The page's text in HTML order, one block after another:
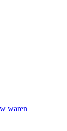
waren